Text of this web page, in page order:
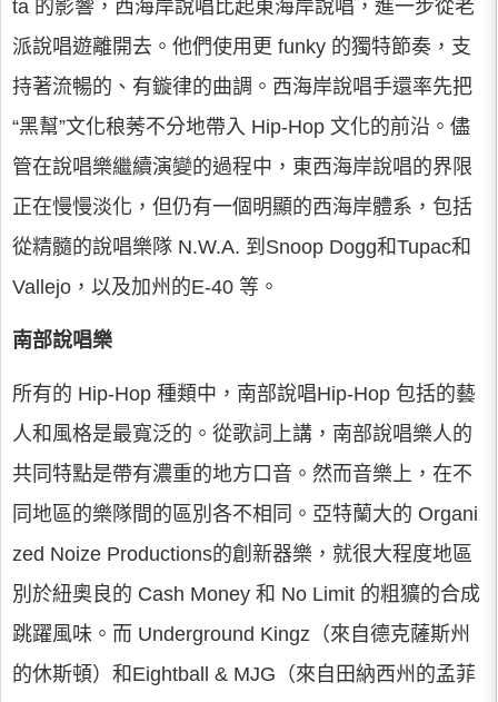
ta 的影響，西海岸說唱比起東海岸說唱，進一步從老
派說唱遊離開去。他們使用更 funky 的獨特節奏，支
持著流暢的、有鏇律的曲調。西海岸說唱手還率先把
“黑幫”文化稂莠不分地帶入 Hip-Hop 文化的前沿。儘
管在說唱樂繼續演變的過程中，東西海岸說唱的界限
正在慢慢淡化，但仍有一個明顯的西海岸體系，包括
從精髓的說唱樂隊 N.W.A. 到Snoop Dogg和Tupac和
Vallejo，以及加州的E-40 等。
南部說唱樂
所有的 Hip-Hop 種類中，南部說唱Hip-Hop 包括的藝
人和風格是最寬泛的。從歌詞上講，南部說唱樂人的
共同特點是帶有濃重的地方口音。然而音樂上，在不
同地區的樂隊間的區別各不相同。亞特蘭大的 Organi
zed Noize Productions的創新器樂，就很大程度地區
別於紐奧良的 Cash Money 和 No Limit 的粗獷的合成
跳躍風味。而 Underground Kingz（來自德克薩斯州
的休斯頓）和Eightball & MJG（來自田納西州的孟菲